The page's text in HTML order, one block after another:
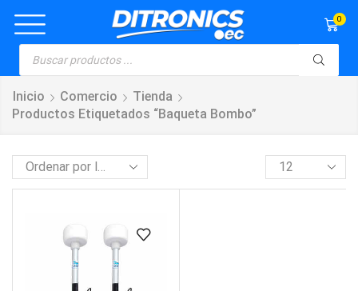
0
Inicio Comercio
Tienda
Productos Etiquetados “baqueta Bombo”